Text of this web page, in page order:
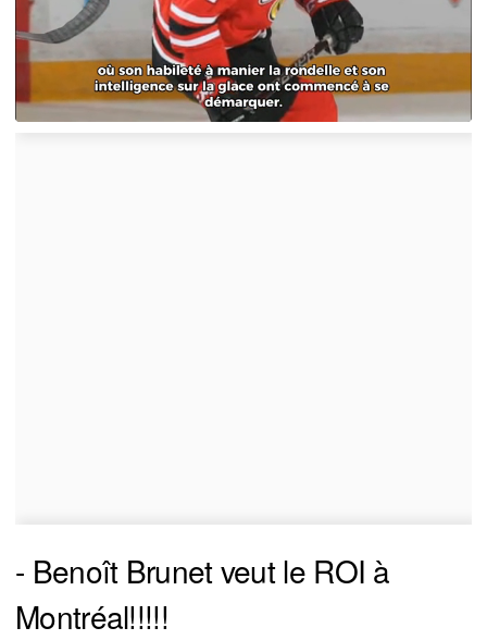
- Benoît Brunet veut le ROI à
Montréal!!!!!